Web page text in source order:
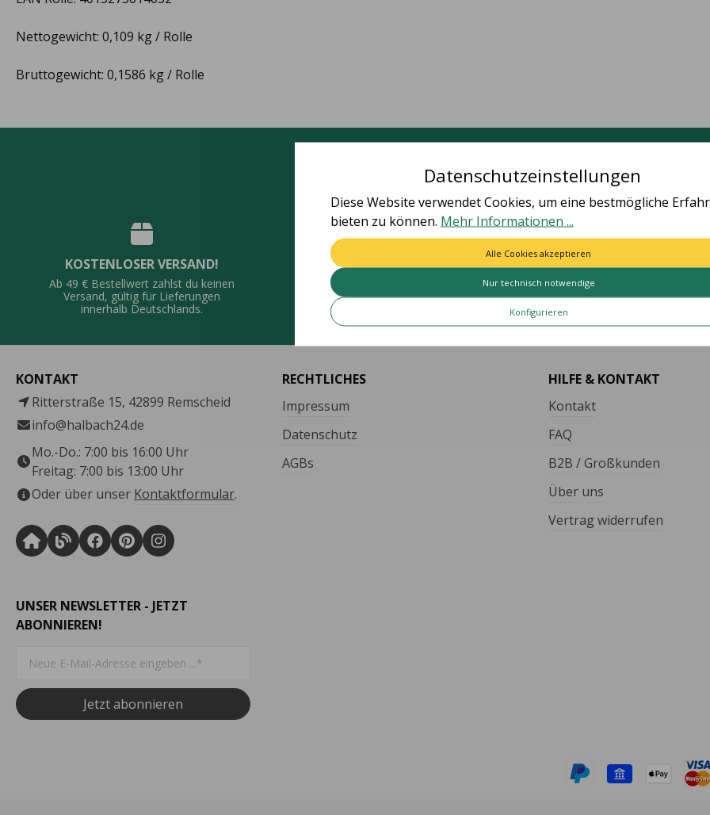
Nettogewicht: 0,109 kg / Rolle
Bruttogewicht: 0,1586 kg / Rolle
Deine Vorteile
KOSTENLOSER VERSAND!
Ab 49 € Bestellwert zahlst du keinen
Versand, gültig für Lieferungen
innerhalb Deutschlands.
QUALITÄT MADE IN GERMANY
Viele Artikel vollständig in
Schnelle und bequeme
KONTAKT
Ritterstraße 15, 42899 Remscheid
info@halbach24.de
Mo.-Do.: 7:00 bis 16:00 Uhr
Freitag: 7:00 bis 13:00 Uhr
Oder über unser Kontaktformular.
RECHTLICHES
Impressum
Datenschutz
AGBs
HILFE & KONTAKT
Kontakt
FAQ
B2B / Großkunden
Über uns
Vertrag widerrufen
UNSER NEWSLETTER - JETZT
ABONNIEREN!
Jetzt abonnieren
Datenschutzeinstellungen
Diese Website verwendet Cookies, um eine bestmögliche
bieten zu können. Mehr Informationen ...
Nur technisch notwendige
Konfigurieren
Alle Cookies akzeptieren